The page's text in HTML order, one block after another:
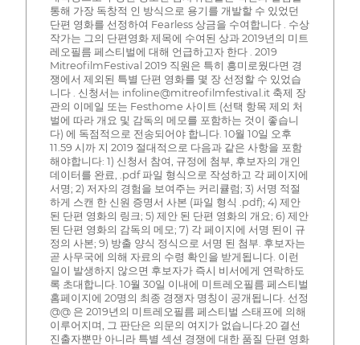
통해 가장 독창적 인 방식으로 용기를 개발할 수 있었던
단편 영화를 선정하여 Fearless 상금을 수여합니다 . 수상
작가는 그의 단편영화 제목에 수여된 상과 2019년의 미트
레오필름 페스티벌에 대해 언급하고자 한다 . 2019
MitreofilmFestival 2019 직원은 특히 흥미로웠다면 경
쟁에서 제외된 특별 단편 영화를 몇 장 선정할 수 있었습
니다 . 신청서는 infoline@mitreofilmfestival.it 축제 장
관의 이메일 또는 Festhome 사이트 (선택 항목 제외 처
벌에 따라 개요 및 감독의 메모를 포함하는 것이 좋습니
다) 에 독점적으로 전송되어야 합니다. 10월 10일 오후
11.59 시까 지 2019 절대적으로 다음과 같은 사항을 포함
해야합니다: 1) 신청서 참여, 규정에 첨부, 후보자의 개인
데이터를 완료, .pdf 파일 형식으로 작성하고 각 페이지에
서명; 2) 저자의 경험을 보여주는 커리큘럼; 3) 서명 적절
하게 스캔 한 신원 증명서 사본 (파일 형식 .pdf); 4) 제안
된 단편 영화의 링크; 5) 제안 된 단편 영화의 개요; 6) 제안
된 단편 영화의 감독의 메모; 7) 각 페이지에 서명 된이 규
정의 사본; 9) 방출 양식 정식으로 서명 된 첨부. 후보자는
곧 사무국에 의해 자료의 수령 확인을 받게됩니다. 이런
일이 발생하지 않으면 후보자가 즉시 비서에게 연락하도
록 초대합니다. 10월 30일 이내에 미트레오필름 페스티벌
홈페이지에 20명의 최종 경쟁자 명칭이 공개됩니다. 선정
@@ 은 2019년의 미트레오필름 페스티벌 스태프에 의해
이루어지며, 그 판단은 의문의 여지가 없습니다.20 결선
진출자뿐만 아니라 특별 섹션 경쟁에 대한 품질 단편 영화